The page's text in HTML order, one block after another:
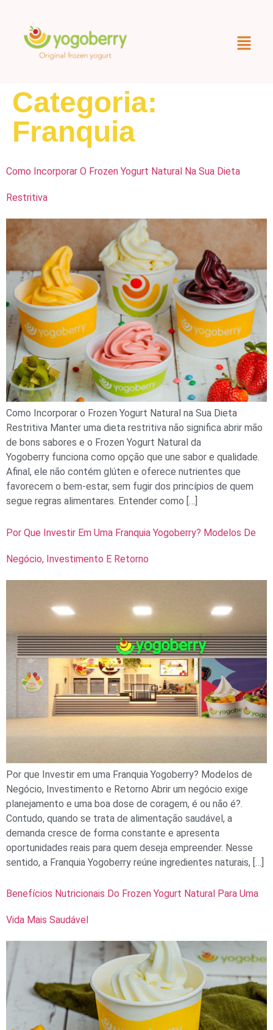
Categoria:
Franquia
Como Incorporar O Frozen Yogurt Natural Na Sua Dieta
Restritiva
Como Incorporar o Frozen Yogurt Natural na Sua Dieta
Restritiva Manter uma dieta restritiva não significa abrir mão
de bons sabores e o Frozen Yogurt Natural da
Yogoberry funciona como opção que une sabor e qualidade.
Afinal, ele não contém glúten e oferece nutrientes que
favorecem o bem-estar, sem fugir dos princípios de quem
segue regras alimentares. Entender como […]
Por Que Investir Em Uma Franquia Yogoberry? Modelos De
Negócio, Investimento E Retorno
Por que Investir em uma Franquia Yogoberry? Modelos de
Negócio, Investimento e Retorno Abrir um negócio exige
planejamento e uma boa dose de coragem, é ou não é?.
Contudo, quando se trata de alimentação saudável, a
demanda cresce de forma constante e apresenta
oportunidades reais para quem deseja empreender. Nesse
sentido, a Franquia Yogoberry reúne ingredientes naturais, […]
Benefícios Nutricionais Do Frozen Yogurt Natural Para Uma
Vida Mais Saudável